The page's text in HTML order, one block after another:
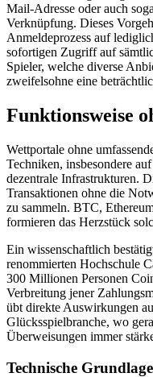
Mail-Adresse oder auch
Verknüpfung. Dieses
Anmeldeprozess auf
sofortigen Zugriff auf
Spieler, welche diverse
zweifelsohne eine
Funktionsweise
Wettportale ohne
Techniken, insbesondere
dezentrale Infrastrukturen.
Transaktionen ohne die
zu sammeln. BTC,
formieren das Herzstück
Ein wissenschaftlich
renommierten Hochschule
300 Millionen Personen
Verbreitung jener
übt direkte Auswirkungen
Glücksspielbranche, wo
Überweisungen immer
Technische